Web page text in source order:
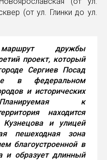
(от ул. Глинки до ул.
дружбы
проект, который
Сергиев Посад
в федеральном
и исторических
к
находится
и улицей
пешеходная зона
благоустроенной в
и образует длинный